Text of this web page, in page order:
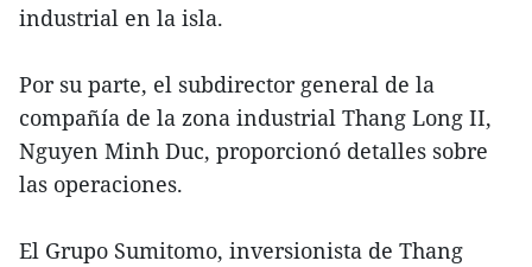
industrial en la isla.
Por su parte, el subdirector general de la
compañía de la zona industrial Thang Long II,
Nguyen Minh Duc, proporcionó detalles sobre
las operaciones.
El Grupo Sumitomo, inversionista de Thang